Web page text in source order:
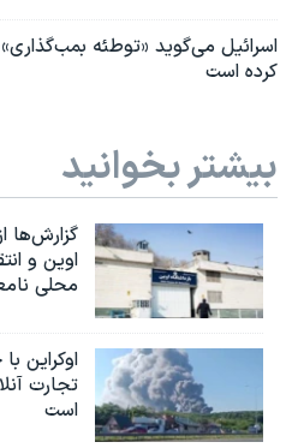
اسرائيل می‌گوید «توطئه
کرده است
بیشتر بخوانید
اوین و
محلی
اوکراین
تجارت
است